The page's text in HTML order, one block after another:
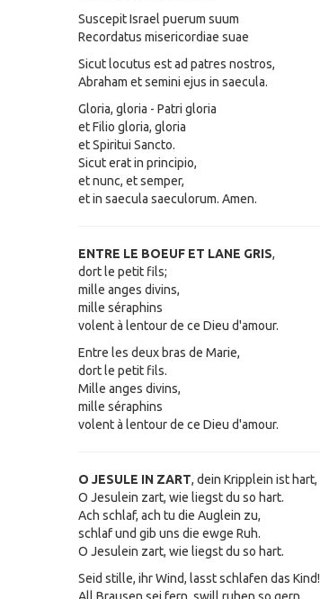
Suscepit Israel puerum suum
Recordatus misericordiae suae
Sicut locutus est ad patres nostros,
Abraham et semini ejus in saecula.
Gloria, gloria - Patri gloria
et Filio gloria, gloria
et Spiritui Sancto.
Sicut erat in principio,
et nunc, et semper,
et in saecula saeculorum. Amen.
ENTRE LE BOEUF ET LANE GRIS,
dort le petit fils;
mille anges divins,
mille séraphins
volent à lentour de ce Dieu d'amour.
Entre les deux bras de Marie,
dort le petit fils.
Mille anges divins,
mille séraphins
volent à lentour de ce Dieu d'amour.
O JESULE IN ZART, dein Kripplein ist hart,
O Jesulein zart, wie liegst du so hart.
Ach schlaf, ach tu die Auglein zu,
schlaf und gib uns die ewge Ruh.
O Jesulein zart, wie liegst du so hart.
Seid stille, ihr Wind, lasst schlafen das Kind!